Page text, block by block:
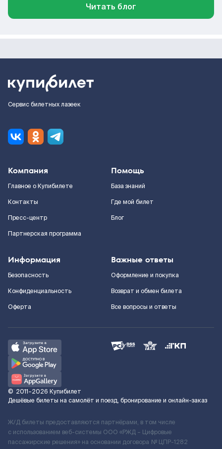
Читать блог
Сервис билетных лазеек
Компания
Главное о Купибилете
Контакты
Пресс-центр
Партнерская программа
Помощь
База знаний
Где мой билет
Блог
Информация
Безопасность
Конфиденциальность
Оферта
Важные ответы
Оформление и покупка
Возврат и обмен билета
Все вопросы и ответы
© 2011–2026 Купибилет
Дешёвые билеты на самолёт и поезд, бронирование и онлайн-заказ
Ж/Д билеты предоставляются партнёрами, в том числе
с использованием веб-системы ООО «РЖД – Цифровые
пассажирские решения» на основании договора № ЦПР-1282